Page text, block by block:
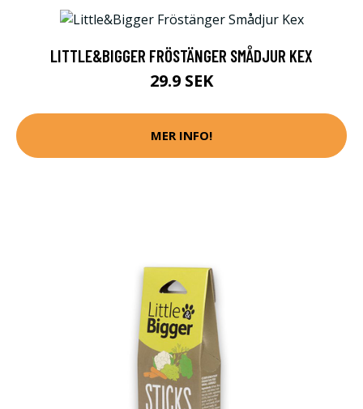
LITTLE&BIGGER FRÖSTÄNGER SMÅDJUR KEX
29.9 SEK
MER INFO!